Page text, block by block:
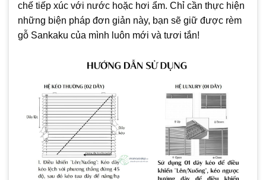
chế tiếp xúc với nước hoặc hơi ẩm. Chỉ cần thực hiện
những biện pháp đơn giản này, bạn sẽ giữ được rèm
gỗ Sankaku của mình luôn mới và tươi tắn!